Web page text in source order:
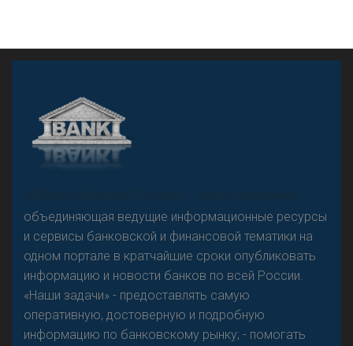
«Н
овости Банков России» – группа компаний,
объединяющая ведущие информационные ресурсы
и сервисы банковской и финансовой тематики на
одном портале в кратчайшие сроки опубликовать
информацию и новости банков по всей России.
«Наши задачи» - предоставлять самую
оперативную, достоверную и подробную
информацию по банковскому рынку; - помогать